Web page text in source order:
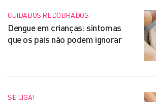
CUIDADOS REDOBRADOS
Dengue em crianças: sintomas
que os pais não podem ignorar
SE LIGA!